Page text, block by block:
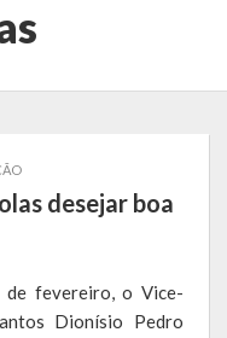
desejar boa
de fevereiro, o Vice-
Dionísio Pedro